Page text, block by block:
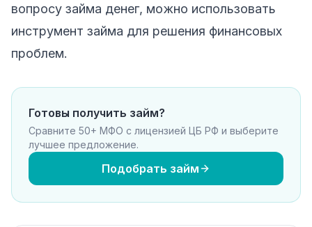
вопросу займа денег, можно использовать
инструмент займа для решения финансовых
проблем.
Готовы получить займ?
Сравните 50+ МФО с лицензией ЦБ РФ и выберите
лучшее предложение.
Подобрать займ